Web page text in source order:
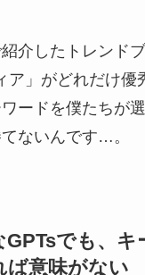
介したトレンド
ア」がどれだけ優
ードを僕たちが
ないんです…。
GPTsでも、キ
ば意味がない